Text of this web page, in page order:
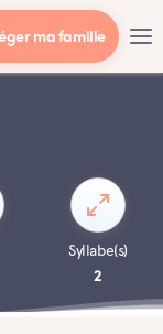
ma famille
Syllabe(s)
2